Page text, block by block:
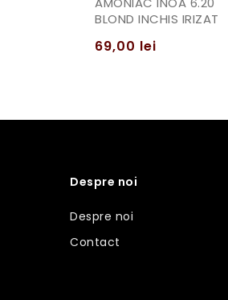
BLOND INCHIS IRIZAT
69,00 lei
Despre noi
Despre noi
Contact